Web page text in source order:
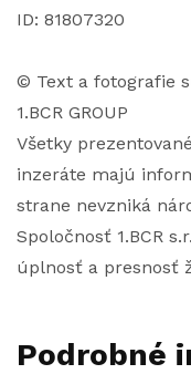
ID: 81807320
© Text a fotografie
1.BCR GROUP
Všetky
inzeráte majú
strane nevzniká
Spoločnosť 1.BCR
úplnosť a presnosť
Podrobné